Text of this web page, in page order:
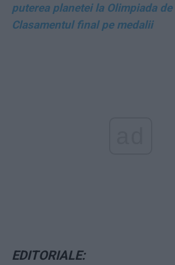
puterea planetei la Olimpiada de
Clasamentul final pe medalii
EDITORIALE: